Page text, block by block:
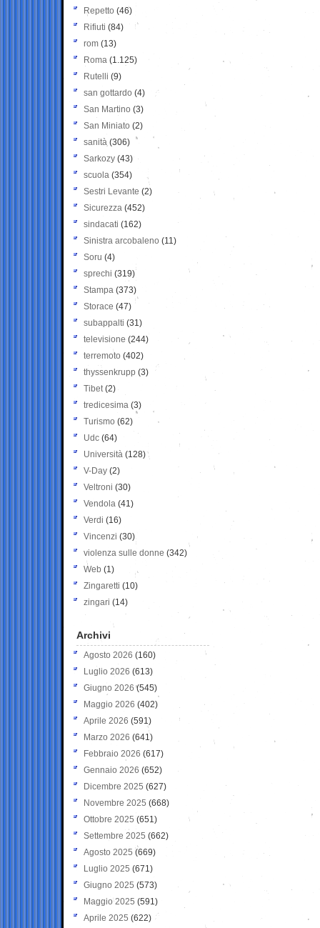
Repetto (46)
Rifiuti (84)
rom (13)
Roma (1.125)
Rutelli (9)
san gottardo (4)
San Martino (3)
San Miniato (2)
sanità (306)
Sarkozy (43)
scuola (354)
Sestri Levante (2)
Sicurezza (452)
sindacati (162)
Sinistra arcobaleno (11)
Soru (4)
sprechi (319)
Stampa (373)
Storace (47)
subappalti (31)
televisione(244)
terremoto (402)
thyssenkrupp (3)
Tibet(2)
tredicesima (3)
Turismo (62)
Udc (64)
Università (128)
V-Day (2)
Veltroni (30)
Vendola (41)
Verdi (16)
Vincenzi (30)
violenza sulle donne (342)
Web (1)
Zingaretti (10)
zingari (14)
Archivi
Agosto 2026 (160)
Luglio 2026 (613)
Giugno 2026 (545)
Maggio 2026 (402)
Aprile 2026 (591)
Marzo 2026 (641)
Febbraio 2026 (617)
Gennaio 2026 (652)
Dicembre 2025 (627)
Novembre 2025 (668)
Ottobre 2025 (651)
Settembre 2025 (662)
Agosto 2025 (669)
Luglio 2025 (671)
Giugno 2025 (573)
Maggio 2025 (591)
Aprile 2025 (622)